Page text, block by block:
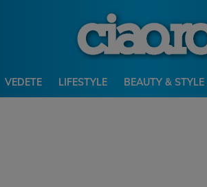
VEDETE LIFESTYLE BEAUTY & STYLE